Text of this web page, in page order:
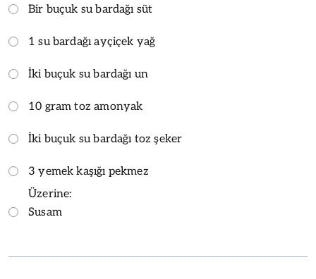
Bir buçuk su bardağı süt
1 su bardağı ayçiçek yağ
İki buçuk su bardağı un
10 gram toz amonyak
İki buçuk su bardağı toz şeker
3 yemek kaşığı pekmez
Üzerine:
Susam